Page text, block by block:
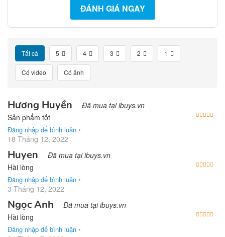
ĐÁNH GIÁ NGAY
Tất cả 5 4 3 2 1
Có video Có ảnh
Hương Huyền Đã mua tại ibuys.vn
Sản phẩm tốt
Đăng nhập để bình luận •
18 Tháng 12, 2022
Huyen Đã mua tại ibuys.vn
Hài lòng
Đăng nhập để bình luận •
3 Tháng 12, 2022
Ngọc Anh Đã mua tại ibuys.vn
Hài lòng
Đăng nhập để bình luận •